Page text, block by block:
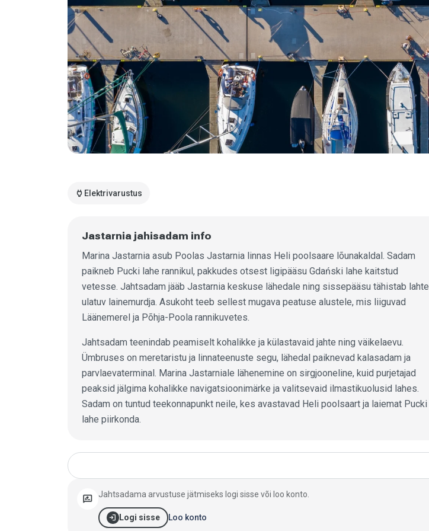
power Elektrivarustus
Jastarnia jahisadam info
Marina Jastarnia asub Poolas Jastarnia linnas Heli poolsaare lõunakaldal. Sadam
paikneb Pucki lahe rannikul, pakkudes otsest ligipääsu Gdański lahe kaitstud
vetesse. Jahtsadam jääb Jastarnia keskuse lähedale ning sissepääsu tähistab lahte
ulatuv lainemurdja. Asukoht teeb sellest mugava peatuse alustele, mis liiguvad
Läänemerel ja Põhja-Poola rannikuvetes.
Jahtsadam teenindab peamiselt kohalikke ja külastavaid jahte ning väikelaevu.
Ümbruses on meretaristu ja linnateenuste segu, lähedal paiknevad kalasadam ja
parvlaevaterminal. Marina Jastarniale lähenemine on sirgjooneline, kuid purjetajad
peaksid jälgima kohalikke navigatsioonimärke ja valitsevaid ilmastikuolusid lahes.
Sadam on tuntud teekonnapunkt neile, kes avastavad Heli poolsaart ja laiemat Pucki
lahe piirkonda.
Jahtsadama andmed
rate_review Jahtsadama arvustuse jätmiseks logi sisse või loo konto.
login Logi sisse Loo konto